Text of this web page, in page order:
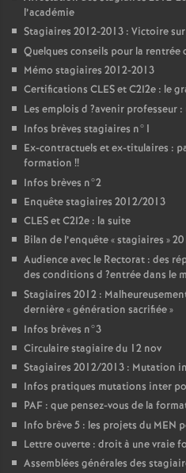
l’académie
Stagiaires 2012-2013 : Victoire
Quelques conseils pour la rentrée
Mémo stagiaires 2012-2013
Certifications CLESet C2I2e : le
Les emplois d ?avenir professeur
Infos brèves stagiaires n°1
Ex-contractuels et ex-titulaires :
formation !!
Infos brèves n°2
Enquête stagiaires 2012/2013
CLESet C2I2e : la suite
Bilan de l’enquête «stagiaires »
Audience avec le Rectorat : des
des conditions d ?entrée dans le
Stagiaires 2012 :
dernière «génération sacrifiée»
Infos brèves n°3
Circulaire stagiaire du 12 nov
Stagiaires 2012/2013 : Mutation
Infos pratiques mutations inter
PAF : que pensez-vous de la
Info brève 5 : les projets du MEN
Lettre ouverte : droit à une vraie
Assemblées générales des